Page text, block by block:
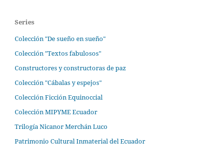
Series
Colección "De sueño en sueño"
Colección "Textos fabulosos"
Constructores y constructoras de paz
Colección "Cábalas y espejos"
Colección Ficción Equinoccial
Colección MIPYME Ecuador
Trilogía Nicanor Merchán Luco
Patrimonio Cultural Inmaterial del Ecuador